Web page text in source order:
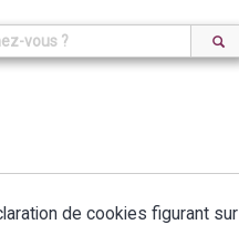
de cookies figurant sur